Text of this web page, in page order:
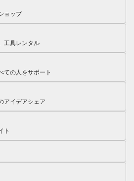
ョップ
工具レンタル
ての人をサポート
アイデアシェア
ト